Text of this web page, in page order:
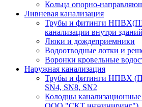
Кольца опорно-
Ливневая канализация
Трубы и фитинги
канализации внутри зданий
Люки и дождеприемники
Водоотводные лотки и
Воронки кровельные
Наружная канализация
Трубы и фитинги НПВХ
SN4, SN8, SN2
Колодцы